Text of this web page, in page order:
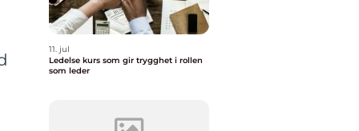
11. jul
Ledelse kurs som gir trygghet i rollen
som leder